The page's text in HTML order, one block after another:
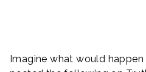
Imagine what would